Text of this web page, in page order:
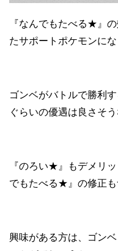
『なんでもたべる★』
たサポートポケモンにな
ゴンベがバトルで勝利
ぐらいの優遇は良さそう
『のろい★』もデメリ
でもたべる★』の修正も
興味がある方は、ゴンベ